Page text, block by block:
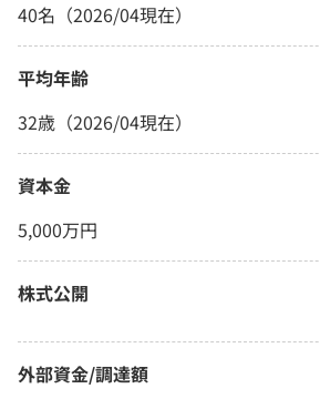
40名（2026/04現在）
平均年齢
32歳（2026/04現在）
資本金
5,000万円
株式公開
外部資金/調達額